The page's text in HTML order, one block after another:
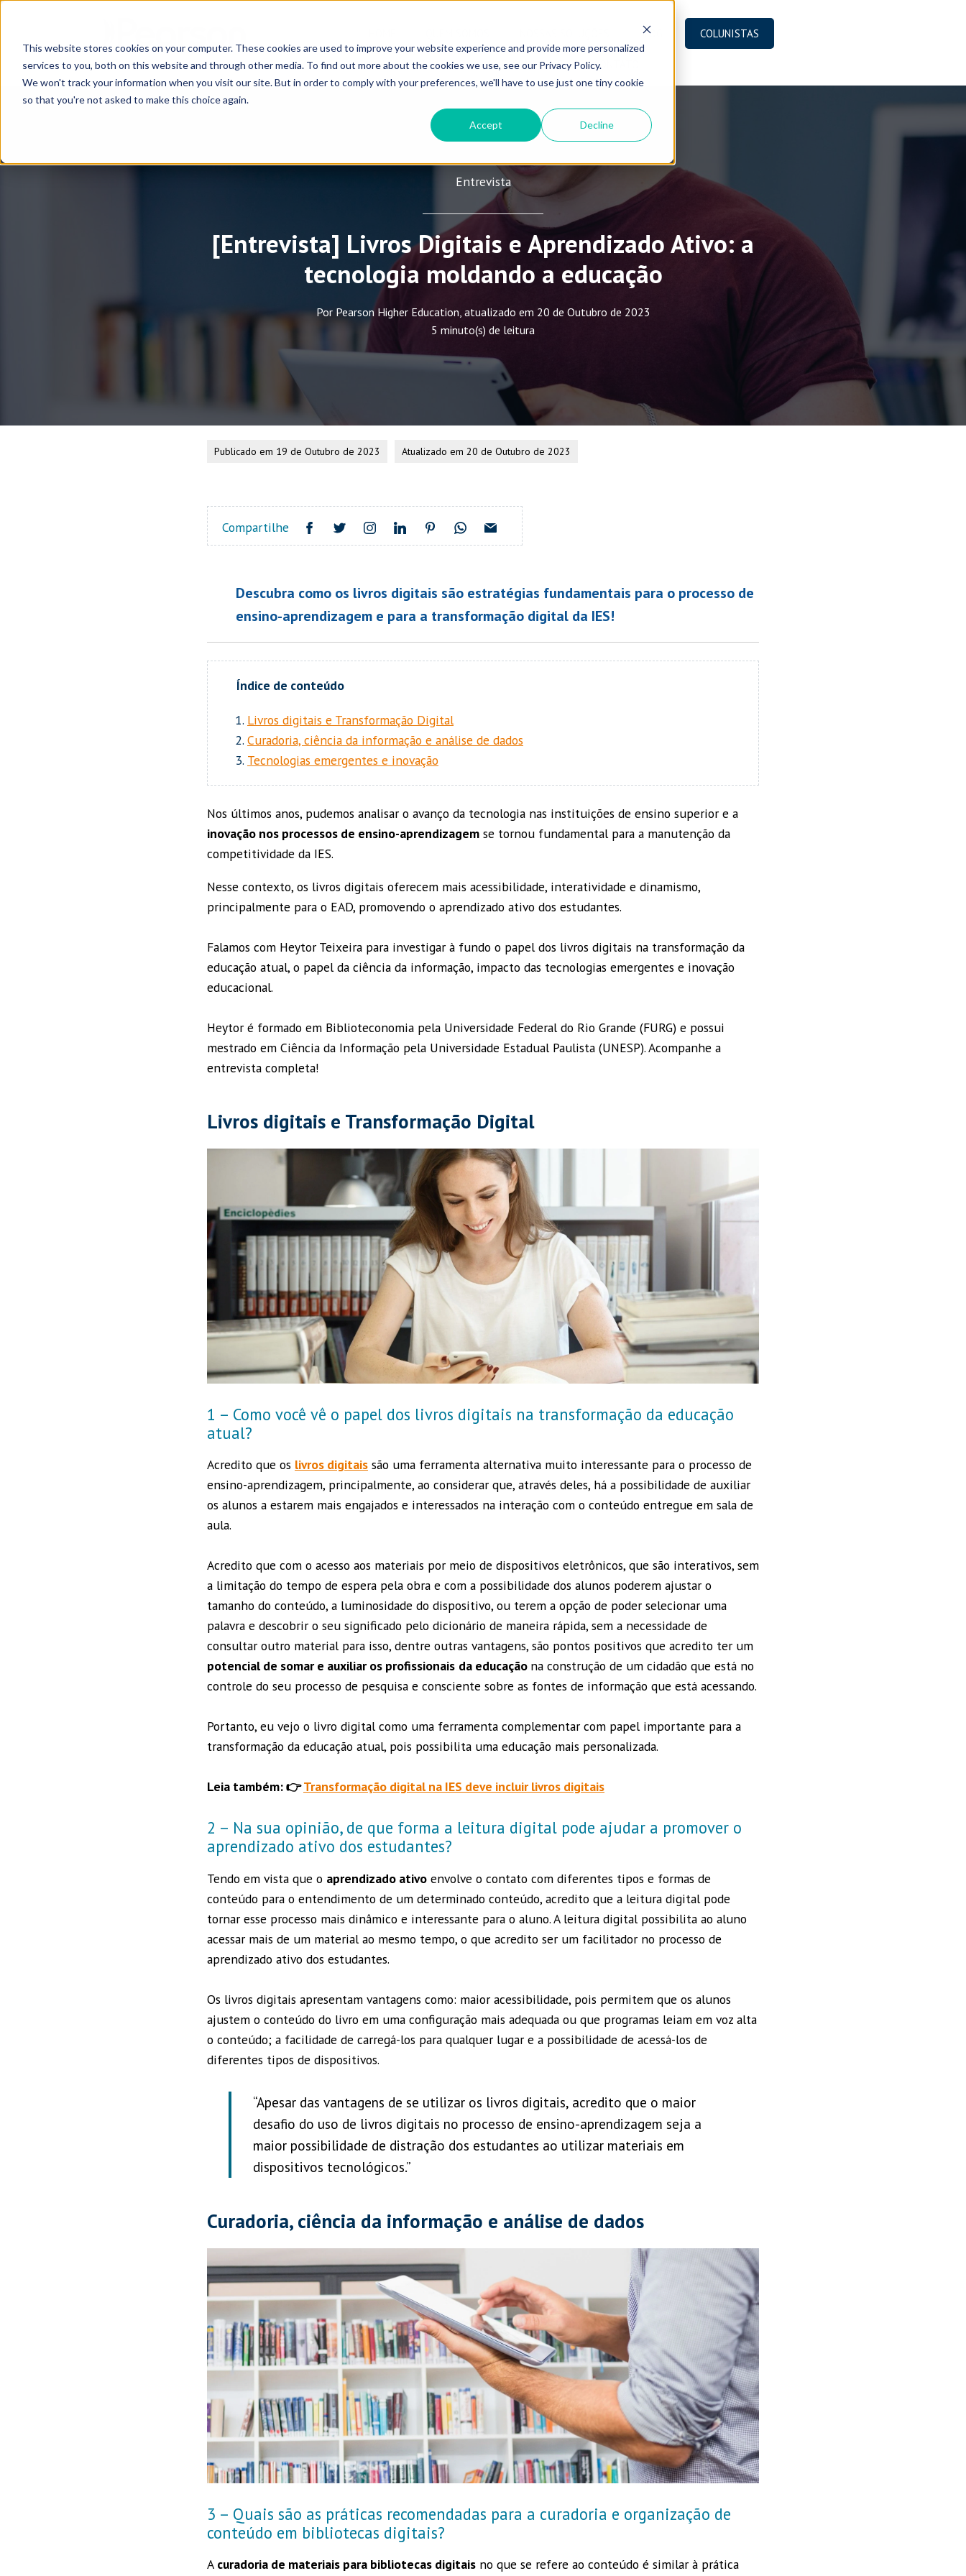
This website stores cookies on your computer. These cookies are used to improve your website experience and provide more personalized
services to you, both on this website and through other media. To find out more about the cookies we use, see our Privacy Policy.
We won't track your information when you visit our site. But in order to comply with your preferences, we'll have to use just one tiny cookie
so that you're not asked to make this choice again.
Accept Decline
BLOG COLUNISTAS
VOLTA ÀS AULAS 2026 E-COMMERCE CONTATO
Entrevista
[Entrevista] Livros Digitais e Aprendizado Ativo: a
tecnologia moldando a educação
Por Pearson Higher Education, atualizado em 20 de Outubro de 2023
5 minuto(s) de leitura
Publicado em 19 de Outubro de 2023 Atualizado em 20 de Outubro de 2023
Compartilhe
Descubra como os livros digitais são estratégias fundamentais para o processo de
ensino-aprendizagem e para a transformação digital da IES!
Livros digitais e Transformação Digital
Curadoria, ciência da informação e análise de dados
Tecnologias emergentes e inovação
Nos últimos anos, pudemos analisar o avanço da tecnologia nas instituições de ensino superior e a
inovação nos processos de ensino-aprendizagem se tornou fundamental para a manutenção da
competitividade da IES.
Nesse contexto, os livros digitais oferecem mais acessibilidade, interatividade e dinamismo,
principalmente para o EAD, promovendo o aprendizado ativo dos estudantes.
Falamos com Heytor Teixeira para investigar à fundo o papel dos livros digitais na transformação da
educação atual, o papel da ciência da informação, impacto das tecnologias emergentes e inovação
educacional.
Heytor é formado em Biblioteconomia pela Universidade Federal do Rio Grande (FURG) e possui
mestrado em Ciência da Informação pela Universidade Estadual Paulista (UNESP). Acompanhe a
entrevista completa!
Livros digitais e Transformação Digital
1 – Como você vê o papel dos livros digitais na transformação da educação
atual?
Acredito que os livros digitais são uma ferramenta alternativa muito interessante para o processo de
ensino-aprendizagem, principalmente, ao considerar que, através deles, há a possibilidade de auxiliar
os alunos a estarem mais engajados e interessados na interação com o conteúdo entregue em sala de
aula.
Acredito que com o acesso aos materiais por meio de dispositivos eletrônicos, que são interativos, sem
a limitação do tempo de espera pela obra e com a possibilidade dos alunos poderem ajustar o
tamanho do conteúdo, a luminosidade do dispositivo, ou terem a opção de poder selecionar uma
palavra e descobrir o seu significado pelo dicionário de maneira rápida, sem a necessidade de
consultar outro material para isso, dentre outras vantagens, são pontos positivos que acredito ter um
potencial de somar e auxiliar os profissionais da educação na construção de um cidadão que está no
controle do seu processo de pesquisa e consciente sobre as fontes de informação que está acessando.
Portanto, eu vejo o livro digital como uma ferramenta complementar com papel importante para a
transformação da educação atual, pois possibilita uma educação mais personalizada.
Leia também: 👉Transformação digital na IES deve incluir livros digitais
2 – Na sua opinião, de que forma a leitura digital pode ajudar a promover o
aprendizado ativo dos estudantes?
Tendo em vista que o aprendizado ativo envolve o contato com diferentes tipos e formas de
conteúdo para o entendimento de um determinado conteúdo, acredito que a leitura digital pode
tornar esse processo mais dinâmico e interessante para o aluno. A leitura digital possibilita ao aluno
acessar mais de um material ao mesmo tempo, o que acredito ser um facilitador no processo de
aprendizado ativo dos estudantes.
Os livros digitais apresentam vantagens como: maior acessibilidade, pois permitem que os alunos
ajustem o conteúdo do livro em uma configuração mais adequada ou que programas leiam em voz alta
o conteúdo; a facilidade de carregá-los para qualquer lugar e a possibilidade de acessá-los de
diferentes tipos de dispositivos.
“Apesar das vantagens de se utilizar os livros digitais, acredito que o maior
desafio do uso de livros digitais no processo de ensino-aprendizagem seja a
maior possibilidade de distração dos estudantes ao utilizar materiais em
dispositivos tecnológicos.”
Curadoria, ciência da informação e análise de dados
3 – Quais são as práticas recomendadas para a curadoria e organização de
conteúdo em bibliotecas digitais?
A curadoria de materiais para bibliotecas digitais no que se refere ao conteúdo é similar à prática